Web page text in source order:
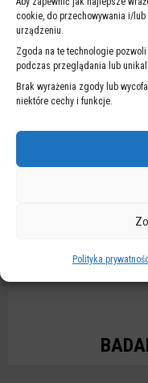
cookie, do przechowywania i/
urządzeniu.
Zgoda na te technologie
podczas przeglądania lub
Brak wyrażenia zgody lub
niektóre cechy i funkcje.
Polityka